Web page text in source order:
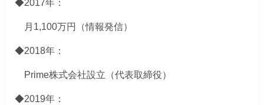
◆2017年：
月1,100万円（情報発信）
◆2018年：
Prime株式会社設立（代表取締役）
◆2019年：